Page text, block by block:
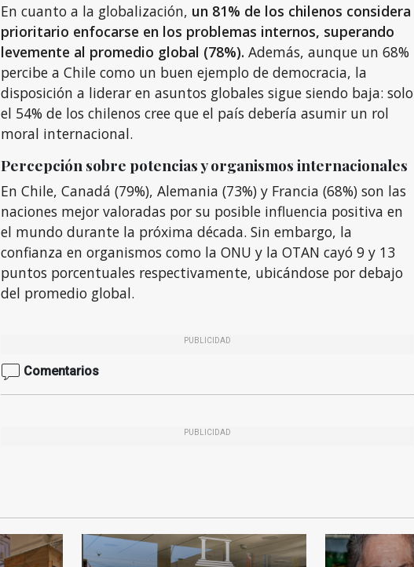
En cuanto a la globalización, un 81% de los chilenos considera
prioritario enfocarse en los problemas internos, superando
levemente al promedio global (78%). Además, aunque un 68%
percibe a Chile como un buen ejemplo de democracia, la
disposición a liderar en asuntos globales sigue siendo baja: solo
el 54% de los chilenos cree que el país debería asumir un rol
moral internacional.
Percepción sobre potencias y organismos internacionales
En Chile, Canadá (79%), Alemania (73%) y Francia (68%) son las
naciones mejor valoradas por su posible influencia positiva en
el mundo durante la próxima década. Sin embargo, la
confianza en organismos como la ONU y la OTAN cayó 9 y 13
puntos porcentuales respectivamente, ubicándose por debajo
del promedio global.
PUBLICIDAD
Comentarios
PUBLICIDAD